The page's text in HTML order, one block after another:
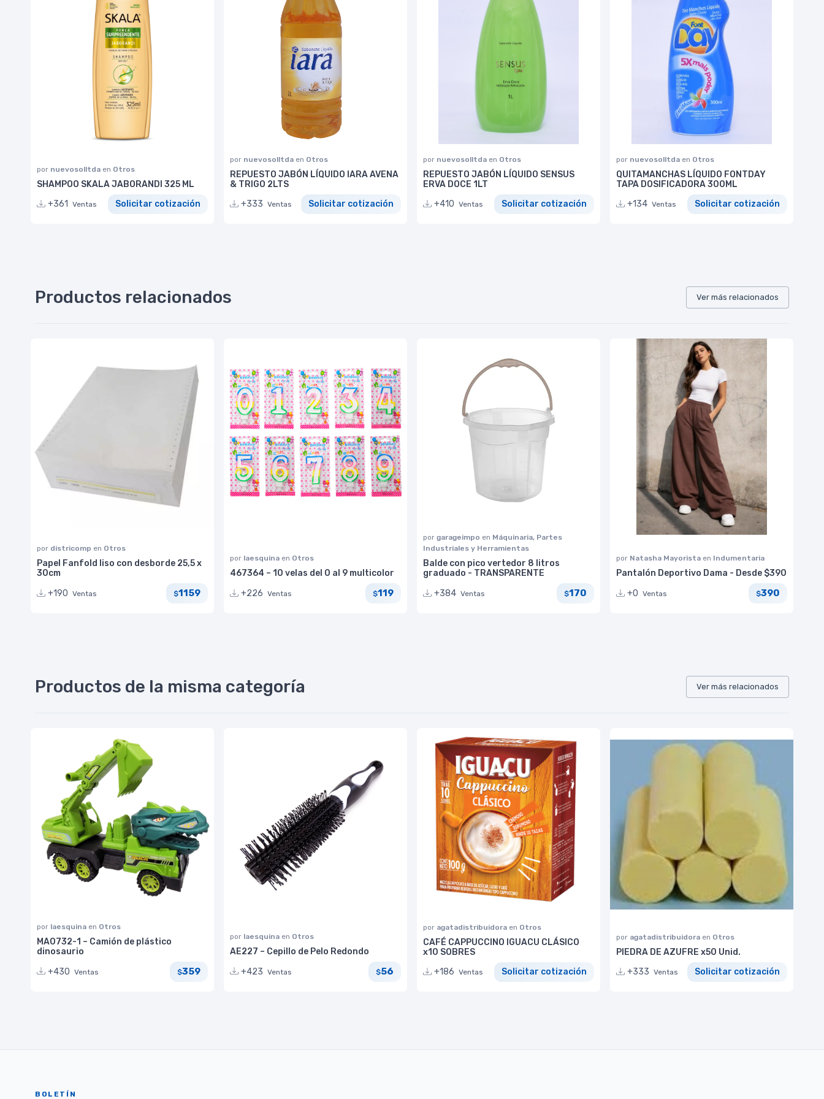
por nuevosolltda en Otros
SHAMPOO SKALA JABORANDI 325 ML
+361 Ventas Solicitar cotización
por nuevosolltda en Otros
REPUESTO JABÓN LÍQUIDO IARA AVENA
& TRIGO 2LTS
+333 Ventas Solicitar cotización
por nuevosolltda en Otros
REPUESTO JABÓN LÍQUIDO SENSUS
ERVA DOCE 1LT
+410 Ventas Solicitar cotización
por nuevosolltda en Otros
QUITAMANCHAS LÍQUIDO FONTDAY
TAPA DOSIFICADORA 300ML
+134 Ventas Solicitar cotización
Productos relacionados Ver más relacionados
por districomp en Otros
Papel Fanfold liso con desborde 25,5 x
30cm
+190 Ventas $1159
por laesquina en Otros
467364 – 10 velas del 0 al 9 multicolor
+226 Ventas $119
por garageimpo en Máquinaria, Partes
Industriales y Herramientas
Balde con pico vertedor 8 litros
graduado - TRANSPARENTE
+384 Ventas $170
por Natasha Mayorista en Indumentaria
Pantalón Deportivo Dama - Desde $390
+0 Ventas $390
Productos de la misma categoría Ver más relacionados
por laesquina en Otros
MA0732-1 – Camión de plástico
dinosaurio
+430 Ventas $359
por laesquina en Otros
AE227 – Cepillo de Pelo Redondo
+423 Ventas $56
por agatadistribuidora en Otros
CAFÉ CAPPUCCINO IGUACU CLÁSICO
x10 SOBRES
+186 Ventas Solicitar cotización
por agatadistribuidora en Otros
PIEDRA DE AZUFRE x50 Unid.
+333 Ventas Solicitar cotización
BOLETÍN